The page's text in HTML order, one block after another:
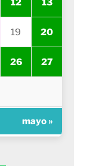
12 13
19 20
26 27
mayo »